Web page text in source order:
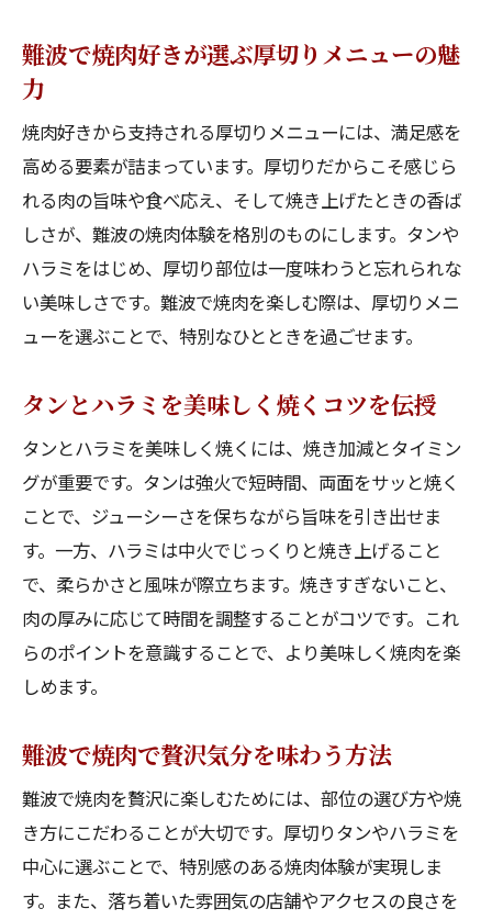
難波で焼肉好きが選ぶ厚切りメニューの魅
力
焼肉好きから支持される厚切りメニューには、満足感を
高める要素が詰まっています。厚切りだからこそ感じら
れる肉の旨味や食べ応え、そして焼き上げたときの香ば
しさが、難波の焼肉体験を格別のものにします。タンや
ハラミをはじめ、厚切り部位は一度味わうと忘れられな
い美味しさです。難波で焼肉を楽しむ際は、厚切りメニ
ューを選ぶことで、特別なひとときを過ごせます。
タンとハラミを美味しく焼くコツを伝授
タンとハラミを美味しく焼くには、焼き加減とタイミン
グが重要です。タンは強火で短時間、両面をサッと焼く
ことで、ジューシーさを保ちながら旨味を引き出せま
す。一方、ハラミは中火でじっくりと焼き上げること
で、柔らかさと風味が際立ちます。焼きすぎないこと、
肉の厚みに応じて時間を調整することがコツです。これ
らのポイントを意識することで、より美味しく焼肉を楽
しめます。
難波で焼肉で贅沢気分を味わう方法
難波で焼肉を贅沢に楽しむためには、部位の選び方や焼
き方にこだわることが大切です。厚切りタンやハラミを
中心に選ぶことで、特別感のある焼肉体験が実現しま
す。また、落ち着いた雰囲気の店舗やアクセスの良さを